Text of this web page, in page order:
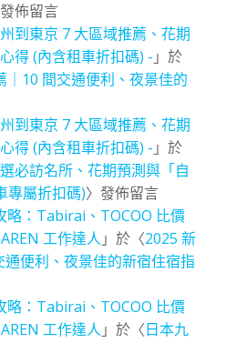
佈留言
到東京 7 大區域推薦、花期
得 (內含租車折扣碼) - 」於
｜10 間交通便利、夜景佳的
到東京 7 大區域推薦、花期
得 (內含租車折扣碼) - 」於
必訪名所、花期預測與「自
專屬折扣碼)〉發佈留言
略：Tabirai、TOCOO 比價
工作達人 」於〈2025 新
便利、夜景佳的新宿住宿指
略：Tabirai、TOCOO 比價
工作達人 」於〈日本九